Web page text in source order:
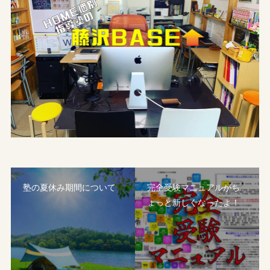
塾の夏休み期間について
完全受験マニュアルがち
ょっと新しくなったよ！